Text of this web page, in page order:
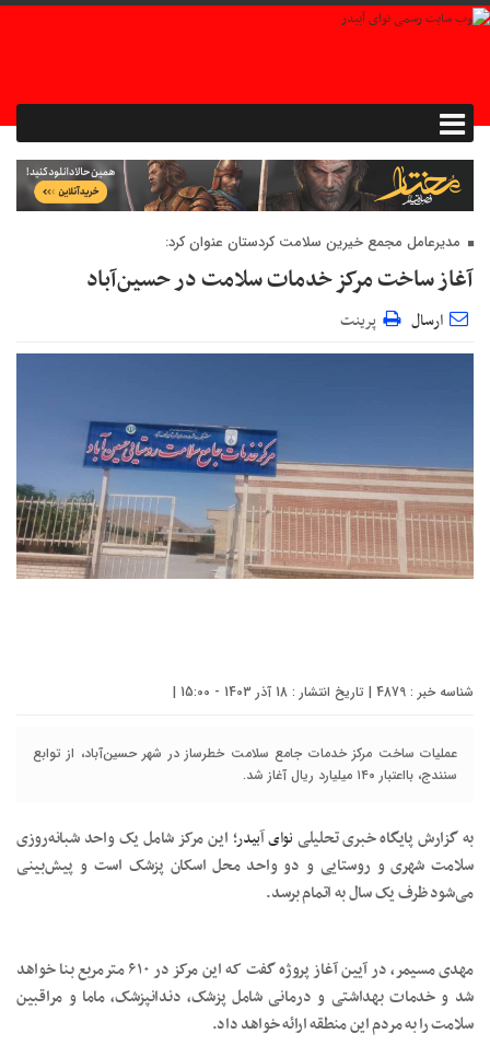
مدیرعامل مجمع خیرین سلامت کردستان عنوان کرد:
آغاز ساخت مرکز خدمات سلامت در حسین‌آباد
ارسال پرینت
شناسه خبر : 4879 | تاریخ انتشار : 18 آذر 1403 - 15:00 |
عملیات ساخت مرکز خدمات جامع سلامت خطرساز در شهر حسین‌آباد، از توابع
سنندج، بااعتبار ۱۴۰ میلیارد ریال آغاز شد.
به گزارش پایگاه خبری تحلیلی نوای آبیدر؛ این مرکز شامل یک واحد شبانه‌روزی
سلامت شهری و روستایی و دو واحد محل اسکان پزشک است و پیش‌بینی
می‌شود ظرف یک سال به اتمام برسد.
مهدی مسیمر، در آیین آغاز پروژه گفت که این مرکز در ۶۱۰ مترمربع بنا خواهد
شد و خدمات بهداشتی و درمانی شامل پزشک، دندانپزشک، ماما و مراقبین
سلامت را به مردم این منطقه ارائه خواهد داد.